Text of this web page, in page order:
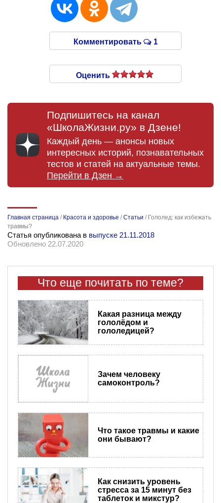
Комментировать 1
Оценить
Подпишитесь на канал
«ШколаЖизни.ру» в Дзене!
Каждый день — анонсы новых
интересных историй, познавательных
тестов и статей на актуальные темы.
Перейти в Дзен →
Главная страница / Красота и здоровье /Статьи / Гололед: как избежать
травмы?
Статья опубликована в выпуске 21.11.2018
Обновлено 22.07.2020
Что еще почитать по теме?
Какая разница между
гололёдом и
гололедицей?
Зачем человеку
самоконтроль?
Что такое травмы и какие
они бывают?
Как снизить уровень
стресса за 15 минут без
таблеток и микстур?